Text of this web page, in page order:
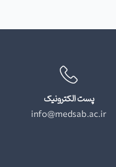
پست الکترونیک
info@medsab.ac.ir